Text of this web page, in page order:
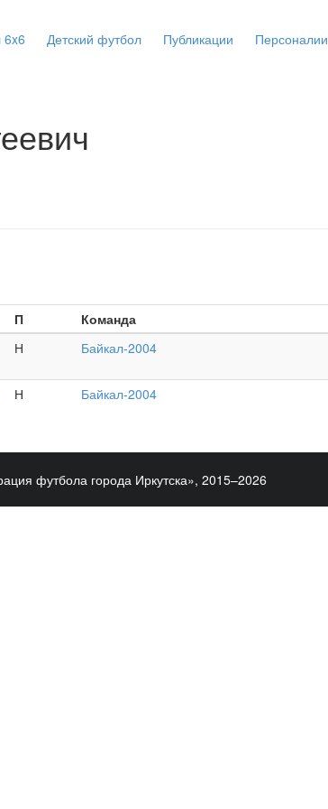
6x6 Детский футбол Публикации Персоналии
П Команда
Н Байкал-2004
Н Байкал-2004
футбола города Иркутска», 2015–2026